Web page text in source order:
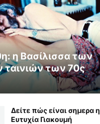
η Βασίλισσα των
ταινιών των 70ς
Δείτε πώς είναι σημερα η
Ευτυχία Γιακουμή